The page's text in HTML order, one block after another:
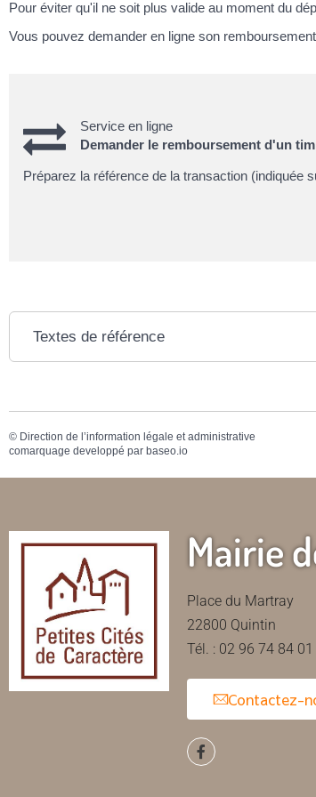
Pour éviter qu'il ne soit plus valide au moment du
Vous pouvez demander en ligne son
Service en ligne
Demander le remboursement d'un
Préparez la référence de la transaction (indiquée
Textes de référence
© Direction de l’information légale et administrative
comarquage developpé par baseo.io
Mairie
Place du Martray
22800 Quintin
Tél. : 02 96 74 84 01
Contactez-